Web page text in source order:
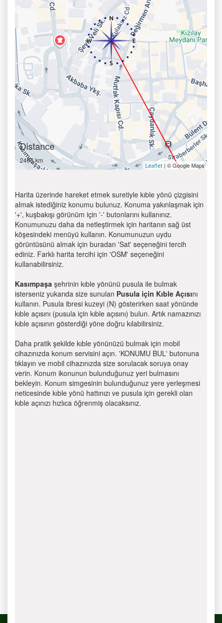
Distance
2403 km
Leaflet | © Google Maps
Harita üzerinde hareket etmek suretiyle kıble yönü çizgisini
almak istediğiniz konumu bulunuz. Konuma yakınlaşmak için
'+', kuşbakışı görünüm için '-' butonlarını kullanınız.
Konumunuzu daha da netleştirmek için haritanın sağ üst
köşesindeki menüyü kullanın. Konumunuzun uydu
görüntüsünü almak için buradan 'Sat' seçeneğini tercih
ediniz. Farklı harita tercihi için 'OSM' seçeneğini
kullanabilirsiniz.
Kasımpaşa şehrinin kıble yönünü pusula ile bulmak
isterseniz yukarıda size sunulan Pusula için Kıble Açısını
kullanın. Pusula ibresi kuzeyi (N) gösterirken saat yönünde
kıble açısını (pusula için kıble açısını) bulun. Artık namazınızı
kıble açısının gösterdiği yöne doğru kılabilirsiniz.
Daha pratik şekilde kıble yönünüzü bulmak için mobil
cihazınızda konum servisini açın. 'KONUMU BUL' butonuna
tıklayın ve mobil cihazınızda size sorulacak soruya onay
verin. Konum ikonunun bulunduğunuz yeri bulmasını
bekleyin. Konum simgesinin bulunduğunuz yere yerleşmesi
neticesinde kıble yönü hattınızı ve pusula için gerekli olan
kıble açınızı hızlıca öğrenmiş olacaksınız.